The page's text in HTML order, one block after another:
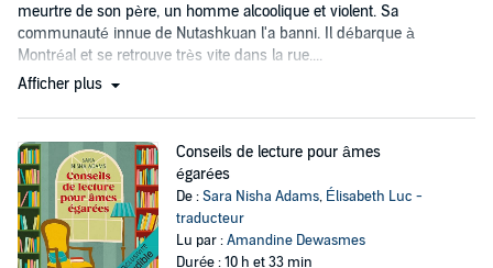
meurtre de son père, un homme alcoolique et violent. Sa
communauté innue de Nutashkuan l'a banni. Il débarque à
Montréal et se retrouve très vite dans la rue....
Afficher plus
Conseils de lecture pour âmes
égarées
De :Sara Nisha Adams, Élisabeth Luc -
traducteur
Lu par :Amandine Dewasmes
Durée : 10 h et 33 min